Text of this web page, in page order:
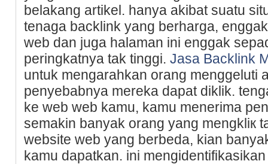
belakang artikel. hanya akibat suatu
tenaga backlink yang berharga,
web dan juga halaman ini enggak
peringkatnya tak tinggi. Jasa Backlink
untuk mengarahkan orang menggeluti
penyebabnya mereka dapat dіklik.
ke web web kamu, kamu menerima
semakin banyak orang yang mengkliк
website web yang berbeda, kian
kamu dapatkan. ini